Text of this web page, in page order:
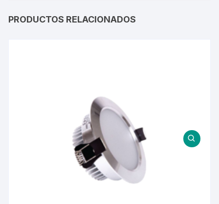
PRODUCTOS RELACIONADOS